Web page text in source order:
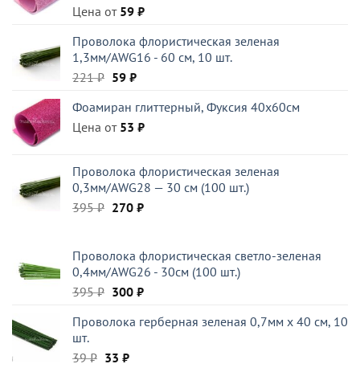
Цена от 59 ₽
Проволока флористическая зеленая
1,3мм/AWG16 - 60 см, 10 шт.
221₽ Первоначальная
составляла
221 ₽.
59 ₽Текущая
59 ₽.
Фоамиран глиттерный, Фуксия 40x60см
Цена от 53 ₽
Проволока флористическая зеленая
0,3мм/AWG28 — 30 см (100 шт.)
395₽ Первоначальная
395 ₽.
270 ₽Текущая
Проволока флористическая светло-зеленая
0,4мм/AWG26 - 30см (100 шт.)
395₽ Первоначальная
составляла
300 ₽Текущая
300 ₽.
Проволока герберная зеленая 0,7мм x 40 см, 10
шт.
39₽ Первоначальная
33 ₽Текущая